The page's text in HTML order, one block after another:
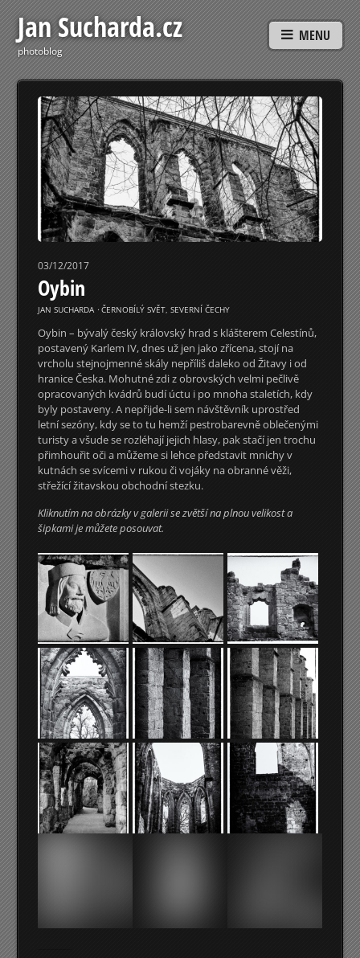
Jan Sucharda.cz
photoblog
MENU
03/12/2017
Oybin
JAN SUCHARDA ⋅ ČERNOBÍLÝ SVĚT, SEVERNÍ ČECHY
Oybin – bývalý český královský hrad s klášterem Celestínů,
postavený Karlem IV, dnes už jen jako zřícena, stojí na
vrcholu stejnojmenné skály nepříliš daleko od Žitavy i od
hranice Česka. Mohutné zdi z obrovských velmi pečlivě
opracovaných kvádrů budí úctu i po mnoha staletích, kdy
byly postaveny. A nepřijde-li sem návštěvník uprostřed
letní sezóny, kdy se to tu hemží pestrobarevně oblečenými
turisty a všude se rozléhají jejich hlasy, pak stačí jen trochu
přimhouřit oči a můžeme si lehce představit mnichy v
kutnách se svícemi v rukou či vojáky na obranné věži,
střežící žitavskou obchodní stezku.
Kliknutím na obrázky v galerii se zvětší na plnou velikost a
šipkami je můžete posouvat.